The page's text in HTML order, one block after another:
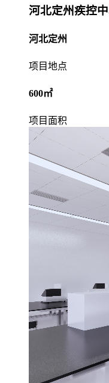
河北定州疾控
河北定州
项目地点
600㎡
项目面积